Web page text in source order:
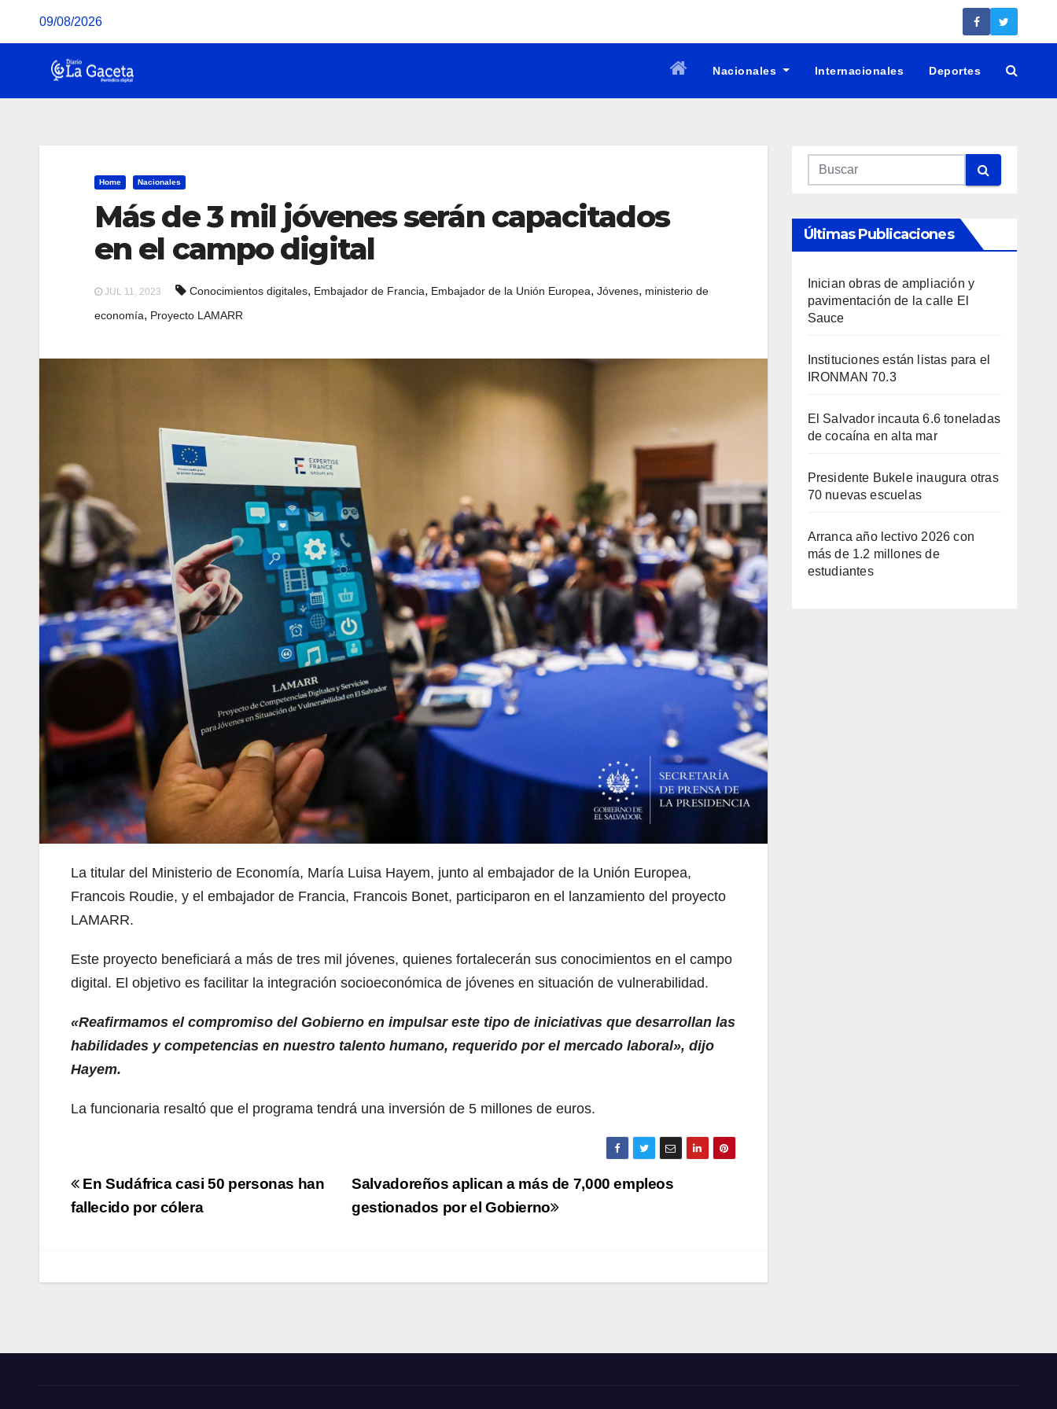
09/08/2026
Nacionales Internacionales Deportes
Home Nacionales
Más de 3 mil jóvenes serán capacitados
en el campo digital
JUL 11, 2023 Conocimientos digitales, Embajador de Francia, Embajador de la Unión Europea, Jóvenes, ministerio de
economía, Proyecto LAMARR
La titular del Ministerio de Economía, María Luisa Hayem, junto al embajador de la Unión Europea,
Francois Roudie, y el embajador de Francia, Francois Bonet, participaron en el lanzamiento del proyecto
LAMARR.
Este proyecto beneficiará a más de tres mil jóvenes, quienes fortalecerán sus conocimientos en el campo
digital. El objetivo es facilitar la integración socioeconómica de jóvenes en situación de vulnerabilidad.
«Reafirmamos el compromiso del Gobierno en impulsar este tipo de iniciativas que desarrollan las
habilidades y competencias en nuestro talento humano, requerido por el mercado laboral», dijo
Hayem.
La funcionaria resaltó que el programa tendrá una inversión de 5 millones de euros.
Navegación
de
Salvadoreños aplican a más de 7,000 empleos
gestionados por el Gobierno
En Sudáfrica casi 50 personas han
fallecido por cólera
Últimas Publicaciones
Inician obras de ampliación y
pavimentación de la calle El
Sauce
Instituciones están listas para el
IRONMAN 70.3
El Salvador incauta 6.6 toneladas
de cocaína en alta mar
Presidente Bukele inaugura otras
70 nuevas escuelas
Arranca año lectivo 2026 con
más de 1.2 millones de
estudiantes